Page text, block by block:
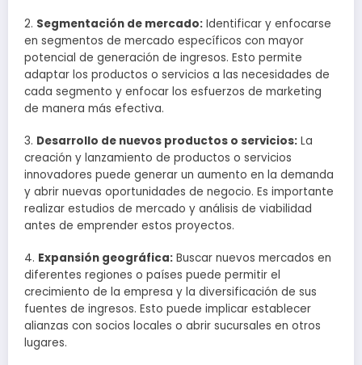
2. Segmentación de mercado: Identificar y enfocarse
en segmentos de mercado específicos con mayor
potencial de generación de ingresos. Esto permite
adaptar los productos o servicios a las necesidades de
cada segmento y enfocar los esfuerzos de marketing
de manera más efectiva.
3. Desarrollo de nuevos productos o servicios: La
creación y lanzamiento de productos o servicios
innovadores puede generar un aumento en la demanda
y abrir nuevas oportunidades de negocio. Es importante
realizar estudios de mercado y análisis de viabilidad
antes de emprender estos proyectos.
4. Expansión geográfica: Buscar nuevos mercados en
diferentes regiones o países puede permitir el
crecimiento de la empresa y la diversificación de sus
fuentes de ingresos. Esto puede implicar establecer
alianzas con socios locales o abrir sucursales en otros
lugares.